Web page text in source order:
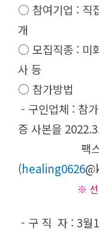
○ 참여기업 : 직
개
○ 모집직종 : 미
사 등
○ 참가방법
- 구인업체 : 참
증 사본을
팩스(032-
(healing0626
※ 선
- 구 직 자 : 3월